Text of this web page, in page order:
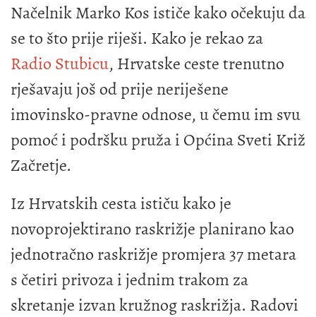
Načelnik Marko Kos ističe kako očekuju da
se to što prije riješi. Kako je rekao za
Radio Stubicu, Hrvatske ceste trenutno
rješavaju još od prije neriješene
imovinsko-pravne odnose, u čemu im svu
pomoć i podršku pruža i Općina Sveti Križ
Začretje.
Iz Hrvatskih cesta ističu kako je
novoprojektirano raskrižje planirano kao
jednotračno raskrižje promjera 37 metara
s četiri privoza i jednim trakom za
skretanje izvan kružnog raskrižja. Radovi